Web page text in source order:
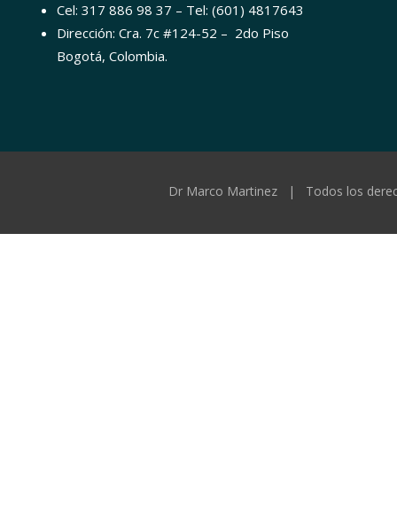
Cel: 317 886 98 37 – Tel: (601) 4817643
Dirección: Cra. 7c #124-52 – 2do Piso
Bogotá, Colombia.
Dr Marco Martinez | Todos los